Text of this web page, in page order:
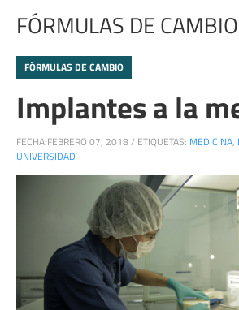
FÓRMULAS DE CAMBIO
FÓRMULAS DE CAMBIO
Implantes a la
FECHA:FEBRERO 07, 2018/ ETIQUETAS: MEDICINA,
UNIVERSIDAD